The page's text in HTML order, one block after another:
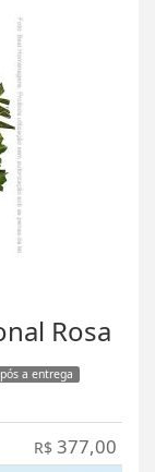
Rosa
a entrega
R$ 377,00